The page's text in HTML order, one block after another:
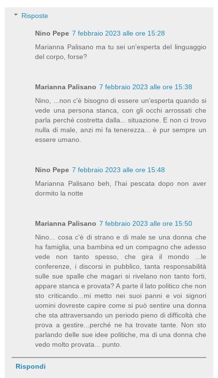
Risposte
Nino Pepe 7 febbraio 2023 alle ore 15:28
Marianna Palisano ma tu sei un'esperta del linguaggio
del corpo, forse?
Marianna Palisano 7 febbraio 2023 alle ore 15:38
Nino, ...non c'è bisogno di essere un'esperta quando si
vede una persona stanca, con gli occhi arrossati che
parla perché costretta dalla... situazione. E non ci trovo
nulla di male, anzi mi fa tenerezza... è pur sempre un
essere umano.
Nino Pepe 7 febbraio 2023 alle ore 15:48
Marianna Palisano beh, l'hai pescata dopo non aver
dormito la notte
Marianna Palisano 7 febbraio 2023 alle ore 15:50
Nino... cosa c'è di strano e di male se una donna che
ha famiglia, una bambina ed un compagno che adesso
vede non tanto spesso, che gira il mondo ...le
conferenze, i discorsi in pubblico, tanta responsabilità
sulle sue spalle che magari si rivelano non tanto forti,
appare stanca e provata? A parte il lato politico che non
sto criticando...mi metto nei suoi panni e voi signori
uomini dovreste capire come si può sentire una donna
che sta attraversando un periodo pieno di difficoltà che
prova a gestire...perché ne ha trovate tante. Non sto
parlando delle sue idee politiche, ma di una donna che
vedo molto provata... punto.
Rispondi